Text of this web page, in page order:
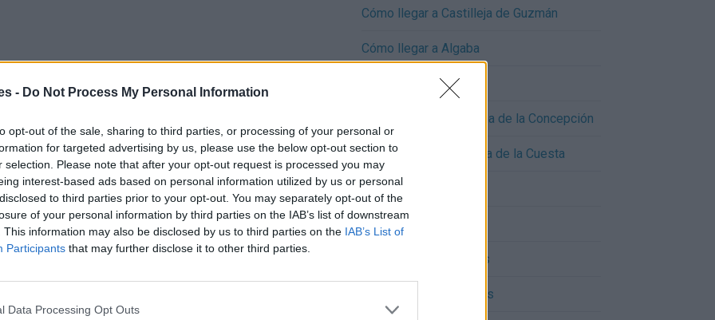
- Do Not Process My Personal Information
opt-out of the sale, sharing to third parties, or processing of your personal or
for targeted advertising by us, please use the below opt-out section to
selection. Please note that after your opt-out request is processed you may
interest-based ads based on personal information utilized by us or personal
to third parties prior to your opt-out. You may separately opt-out of the
of your personal information by third parties on the IAB’s list of downstream
This information may also be disclosed by us to third parties on the IAB’s List of
Participants that may further disclose it to other third parties.
Data Processing Opt Outs
es la estación de tren de cercanias de Valencina-
kilómetros
el mapa
Cómo llegar a Castilleja de Guzmán
Cómo llegar a Algaba
Cómo llegar a Camas
Cómo llegar a Valencina de la Concepción
Cómo llegar a Castilleja de la Cuesta
Cómo llegar a Salteras
Cómo llegar a Gines
Cómo llegar a Tomares
Cómo llegar a Bormujos